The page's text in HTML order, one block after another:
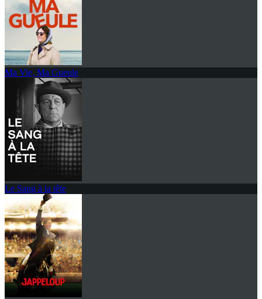
Ma Vie, Ma Gueule
Le Sang à la tête